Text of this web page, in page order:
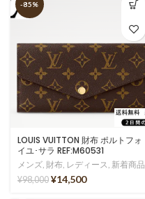
-85%
LOUIS VUITTON 財布 ポルトフォ
イユ･サラ REF:M60531
メンズ, 財布, レディース, 新着商品
¥98,000 ¥14,500